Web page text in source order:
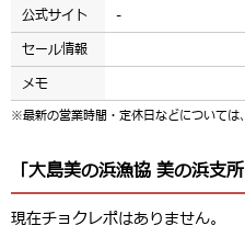
公式サイト
-
セール情報
メモ
※最新の営業時間・定休日などについては
「大島美の浜漁協 美の浜支
現在チョクレポはありません。